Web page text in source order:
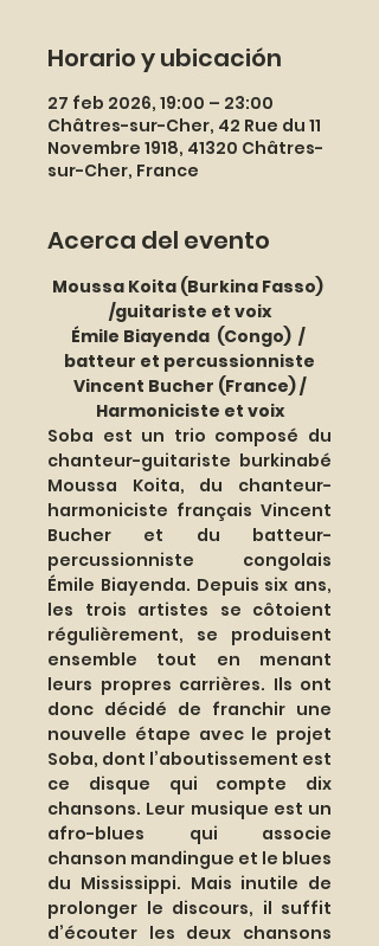
Horario y ubicación
27 feb 2026, 19:00 – 23:00
Châtres-sur-Cher, 42 Rue du 11
Novembre 1918, 41320 Châtres-
sur-Cher, France
Acerca del evento
Moussa Koita (Burkina Fasso)
/guitariste et voix
Émile Biayenda  (Congo)  /
batteur et percussionniste
Vincent Bucher (France) /
Harmoniciste et voix
Soba est un trio composé du
chanteur-guitariste burkinabé
Moussa Koita, du chanteur-
harmoniciste français Vincent
Bucher et du batteur-
percussionniste congolais
Émile Biayenda. Depuis six ans,
les trois artistes se côtoient
régulièrement, se produisent
ensemble tout en menant
leurs propres carrières. Ils ont
donc décidé de franchir une
nouvelle étape avec le projet
Soba, dont l’aboutissement est
ce disque qui compte dix
chansons. Leur musique est un
afro-blues qui associe
chanson mandingue et le blues
du Mississippi. Mais inutile de
prolonger le discours, il suffit
d’écouter les deux chansons